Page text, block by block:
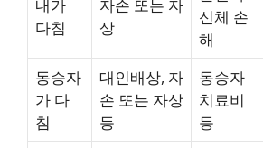
내가
다침
자손 또는 자
상
신체 손
해
동승자
가 다
침
대인배상, 자
손 또는 자상
등
동승자
치료비
등